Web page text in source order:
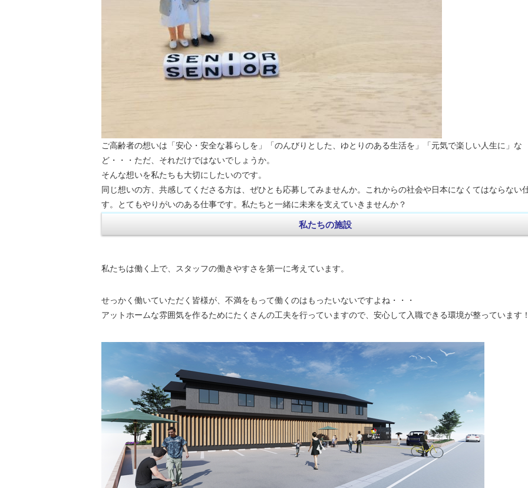
ご高齢者の想いは「安心・安全な暮らしを」「のんびりとした、ゆとりのある生活を」「元気で楽しい人生に」な
ど・・・ただ、それだけではないでしょうか。
そんな想いを私たちも大切にしたいのです。
同じ想いの方、共感してくださる方は、ぜひとも応募してみませんか。これからの社会や日本になくてはならない
す。とてもやりがいのある仕事です。私たちと一緒に未来を支えていきませんか？
私たちの施設
私たちは働く上で、スタッフの働きやすさを第一に考えています。
せっかく働いていただく皆様が、不満をもって働くのはもったいないですよね・・・
アットホームな雰囲気を作るためにたくさんの工夫を行っていますので、安心して入職できる環境が整っています